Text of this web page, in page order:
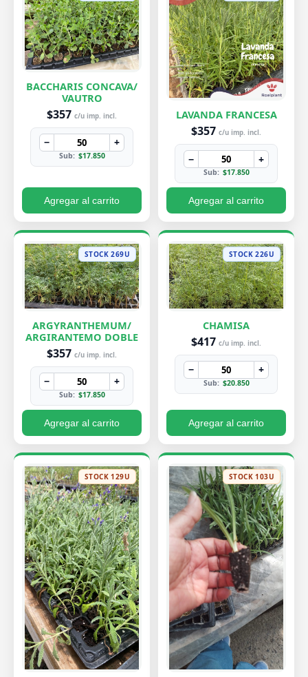
BACCHARIS CONCAVA/
VAUTRO
$357 c/u imp. incl.
− +
Sub: $17.850
Agregar al carrito
LAVANDA FRANCESA
$357 c/u imp. incl.
− +
Sub: $17.850
Agregar al carrito
STOCK 269U
ARGYRANTHEMUM/
ARGIRANTEMO DOBLE
$357 c/u imp. incl.
− +
Sub: $17.850
Agregar al carrito
STOCK 226U
CHAMISA
$417 c/u imp. incl.
− +
Sub: $20.850
Agregar al carrito
STOCK 129U STOCK 103U